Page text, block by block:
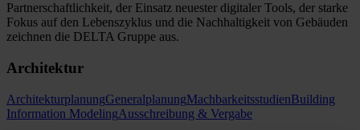
Partnerschaftlichkeit, der Einsatz neuester digitaler Tools, der starke
Fokus auf den Lebenszyklus und die Nachhaltigkeit von Gebäuden
zeichnen die DELTA Gruppe aus.
Architektur
ArchitekturplanungGeneralplanungMachbarkeitsstudienBuilding
Information ModelingAusschreibung & Vergabe